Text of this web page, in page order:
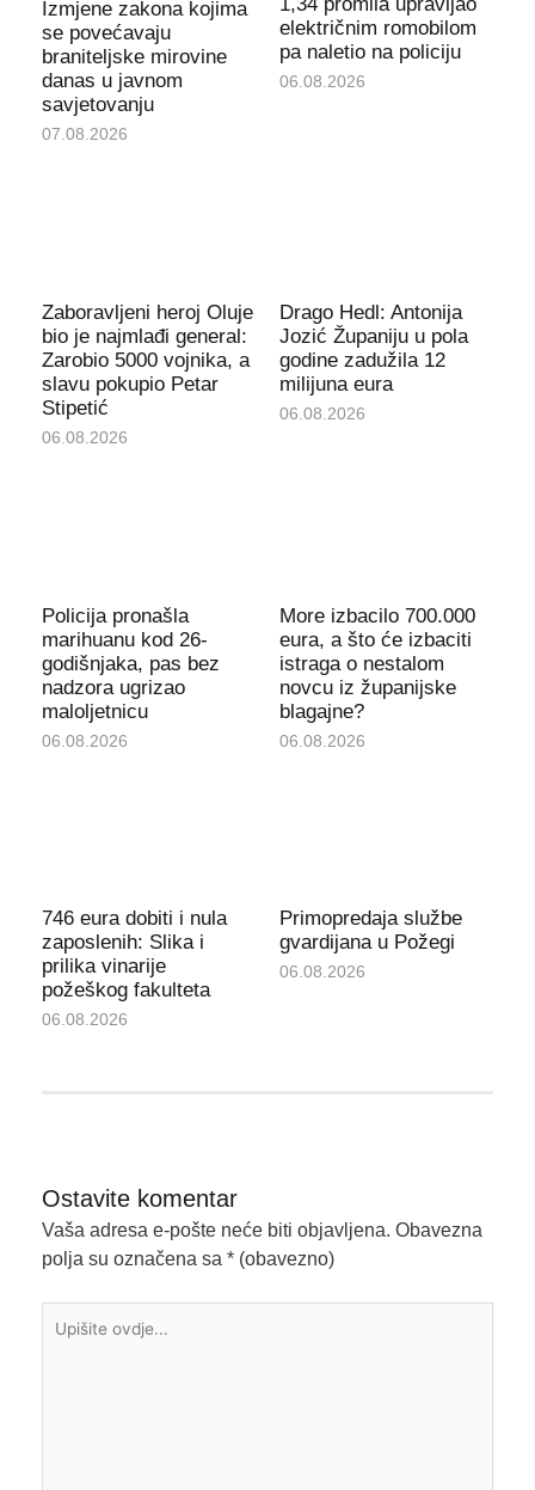
Izmjene zakona kojima
se povećavaju
braniteljske mirovine
danas u javnom
savjetovanju
07.08.2026
električnim romobilom
pa naletio na policiju
06.08.2026
Zaboravljeni heroj Oluje
bio je najmlađi general:
Zarobio 5000 vojnika, a
slavu pokupio Petar
Stipetić
06.08.2026
Drago Hedl: Antonija
Jozić Županiju u pola
godine zadužila 12
milijuna eura
06.08.2026
Policija pronašla
marihuanu kod 26-
godišnjaka, pas bez
nadzora ugrizao
maloljetnicu
06.08.2026
More izbacilo 700.000
eura, a što će izbaciti
istraga o nestalom
novcu iz županijske
blagajne?
06.08.2026
746 eura dobiti i nula
zaposlenih: Slika i
prilika vinarije
požeškog fakulteta
06.08.2026
Primopredaja službe
gvardijana u Požegi
06.08.2026
Ostavite komentar
Vaša adresa e-pošte neće biti objavljena. Obavezna
polja su označena sa * (obavezno)
ovdje...